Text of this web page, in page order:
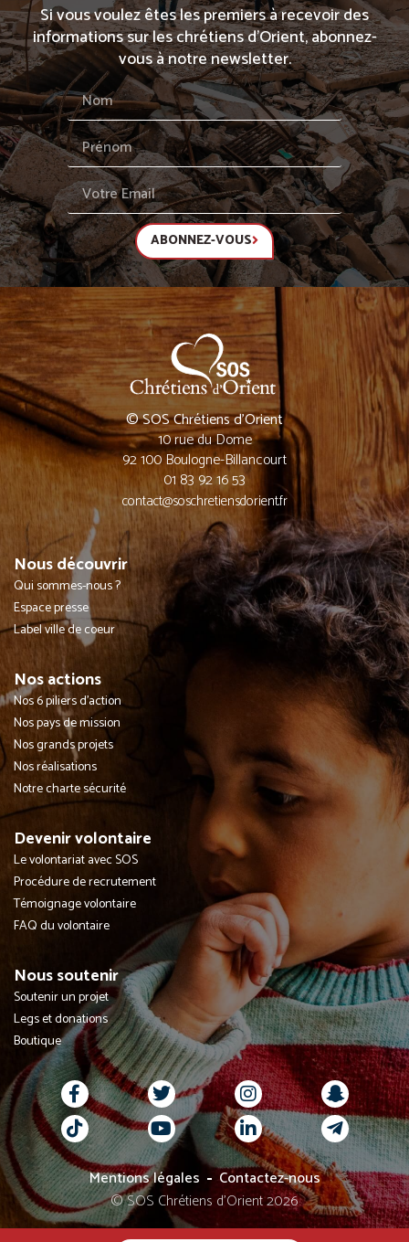
Si vous voulez êtes les premiers à recevoir des
informations sur les chrétiens d’Orient, abonnez-
vous à notre newsletter.
ABONNEZ-VOUS
© SOS Chrétiens d’Orient
10 rue du Dome
92 100 Boulogne-Billancourt
01 83 92 16 53
contact@soschretiensdorient.fr
Nous découvrir
Qui sommes-nous ?
Espace presse
Label ville de coeur
Nos actions
Nos 6 piliers d'action
Nos pays de mission
Nos grands projets
Nos réalisations
Notre charte sécurité
Devenir volontaire
Le volontariat avec SOS
Procédure de recrutement
Témoignage volontaire
FAQ du volontaire
Nous soutenir
Soutenir un projet
Legs et donations
Boutique
Mentions légales
Contactez-nous
© SOS Chrétiens d’Orient 2026